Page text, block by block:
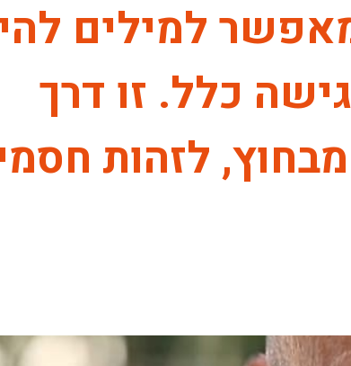
למילים
כלל. זו דרך
לזהות